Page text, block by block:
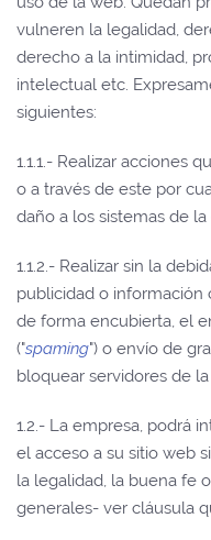
vulneren la legalidad,
derecho a la intimidad,
intelectual etc.
siguientes:
1.1.1.- Realizar acciones
o a través de este por
daño a los sistemas de
1.1.2.- Realizar sin la
publicidad o
de forma encubierta, el
("spaming") o envío de
bloquear servidores de la
1.2.- La empresa, podrá
el acceso a su sitio web
la legalidad, la buena fe
generales- ver cláusula